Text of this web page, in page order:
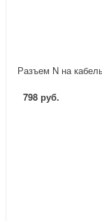
Разъем N на
798 руб.